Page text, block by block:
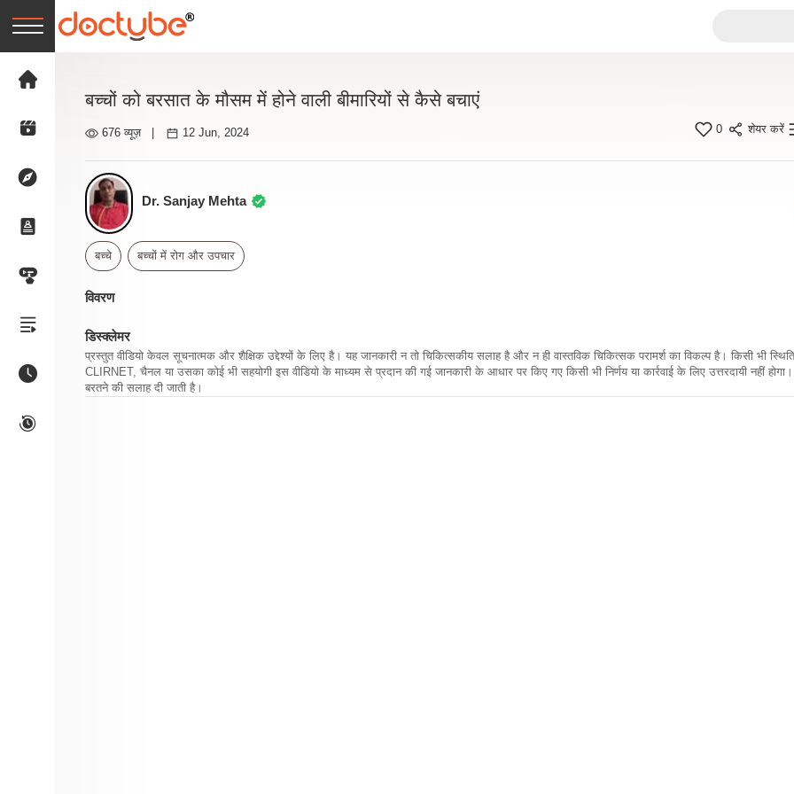
बच्चों को बरसात के मौसम में होने वाली बीमारियों से कैसे बचाएं
676 व्यूज़ 12 Jun, 2024 0 शेयर करें
Dr. Sanjay Mehta
बच्चे बच्चों में रोग और उपचार
विवरण
डिस्क्लेमर
प्रस्तुत वीडियो केवल सूचनात्मक और शैक्षिक उद्देश्यों के लिए है। यह जानकारी न तो चिकित्सकीय सलाह है और न ही वास्तविक चिकित्सक परामर्श का विकल्प है। किसी भी
CLIRNET, चैनल या उसका कोई भी सहयोगी इस वीडियो के माध्यम से प्रदान की गई जानकारी के आधार पर किए गए किसी भी निर्णय या कार्रवाई के लिए उत्तरदायी नहीं होगा।
बरतने की सलाह दी जाती है।